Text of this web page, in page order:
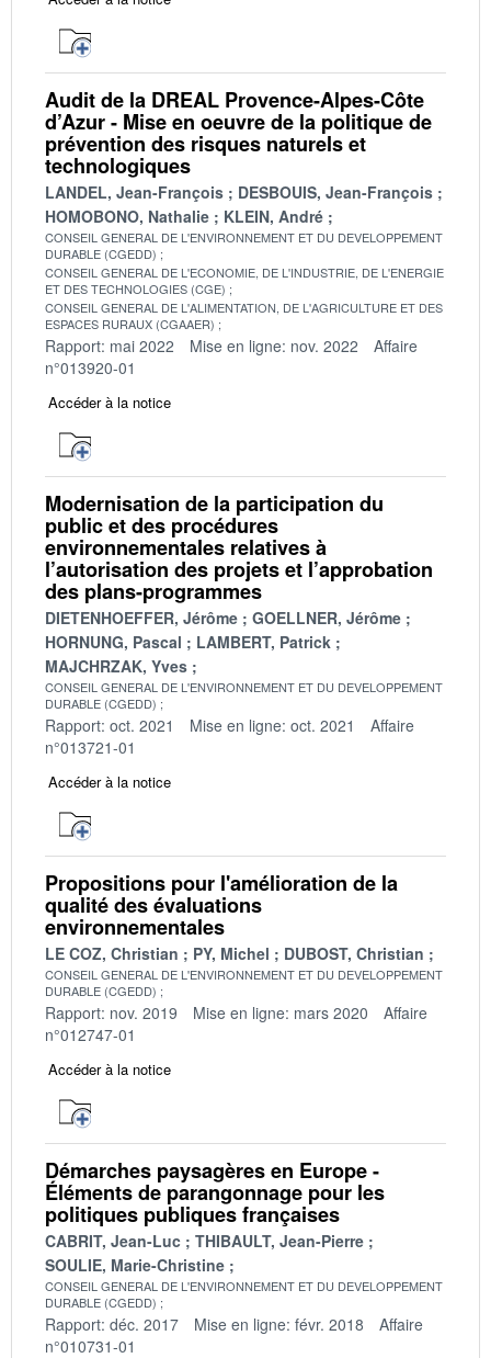
Audit de la DREAL Provence-Alpes-Côte
d’Azur - Mise en oeuvre de la politique de
prévention des risques naturels et
technologiques
LANDEL, Jean-François
DESBOUIS, Jean-François
HOMOBONO, Nathalie
KLEIN, André
CONSEIL GENERAL DE L'ENVIRONNEMENT ET DU DEVELOPPEMENT
DURABLE (CGEDD)
CONSEIL GENERAL DE L'ECONOMIE, DE L'INDUSTRIE, DE L'ENERGIE
ET DES TECHNOLOGIES (CGE)
CONSEIL GENERAL DE L'ALIMENTATION, DE L'AGRICULTURE ET DES
ESPACES RURAUX (CGAAER)
Rapport: mai 2022 Mise en ligne: nov. 2022
Affaire
n°013920-01
Accéder à la notice
Modernisation de la participation du
public et des procédures
environnementales relatives à
l’autorisation des projets et l’approbation
des plans-programmes
DIETENHOEFFER, Jérôme
GOELLNER, Jérôme
HORNUNG, Pascal
LAMBERT, Patrick
MAJCHRZAK, Yves
CONSEIL GENERAL DE L'ENVIRONNEMENT ET DU DEVELOPPEMENT
DURABLE (CGEDD)
Rapport: oct. 2021 Mise en ligne: oct. 2021
Affaire
n°013721-01
Accéder à la notice
Propositions pour l'amélioration de la
qualité des évaluations
environnementales
LE COZ, Christian PY, Michel DUBOST, Christian
CONSEIL GENERAL DE L'ENVIRONNEMENT ET DU DEVELOPPEMENT
DURABLE (CGEDD)
Rapport: nov. 2019 Mise en ligne: mars 2020
Affaire
n°012747-01
Accéder à la notice
Démarches paysagères en Europe -
Éléments de parangonnage pour les
politiques publiques françaises
CABRIT, Jean-Luc
THIBAULT, Jean-Pierre
SOULIE, Marie-Christine
CONSEIL GENERAL DE L'ENVIRONNEMENT ET DU DEVELOPPEMENT
DURABLE (CGEDD)
Rapport: déc. 2017 Mise en ligne: févr. 2018
Affaire
n°010731-01